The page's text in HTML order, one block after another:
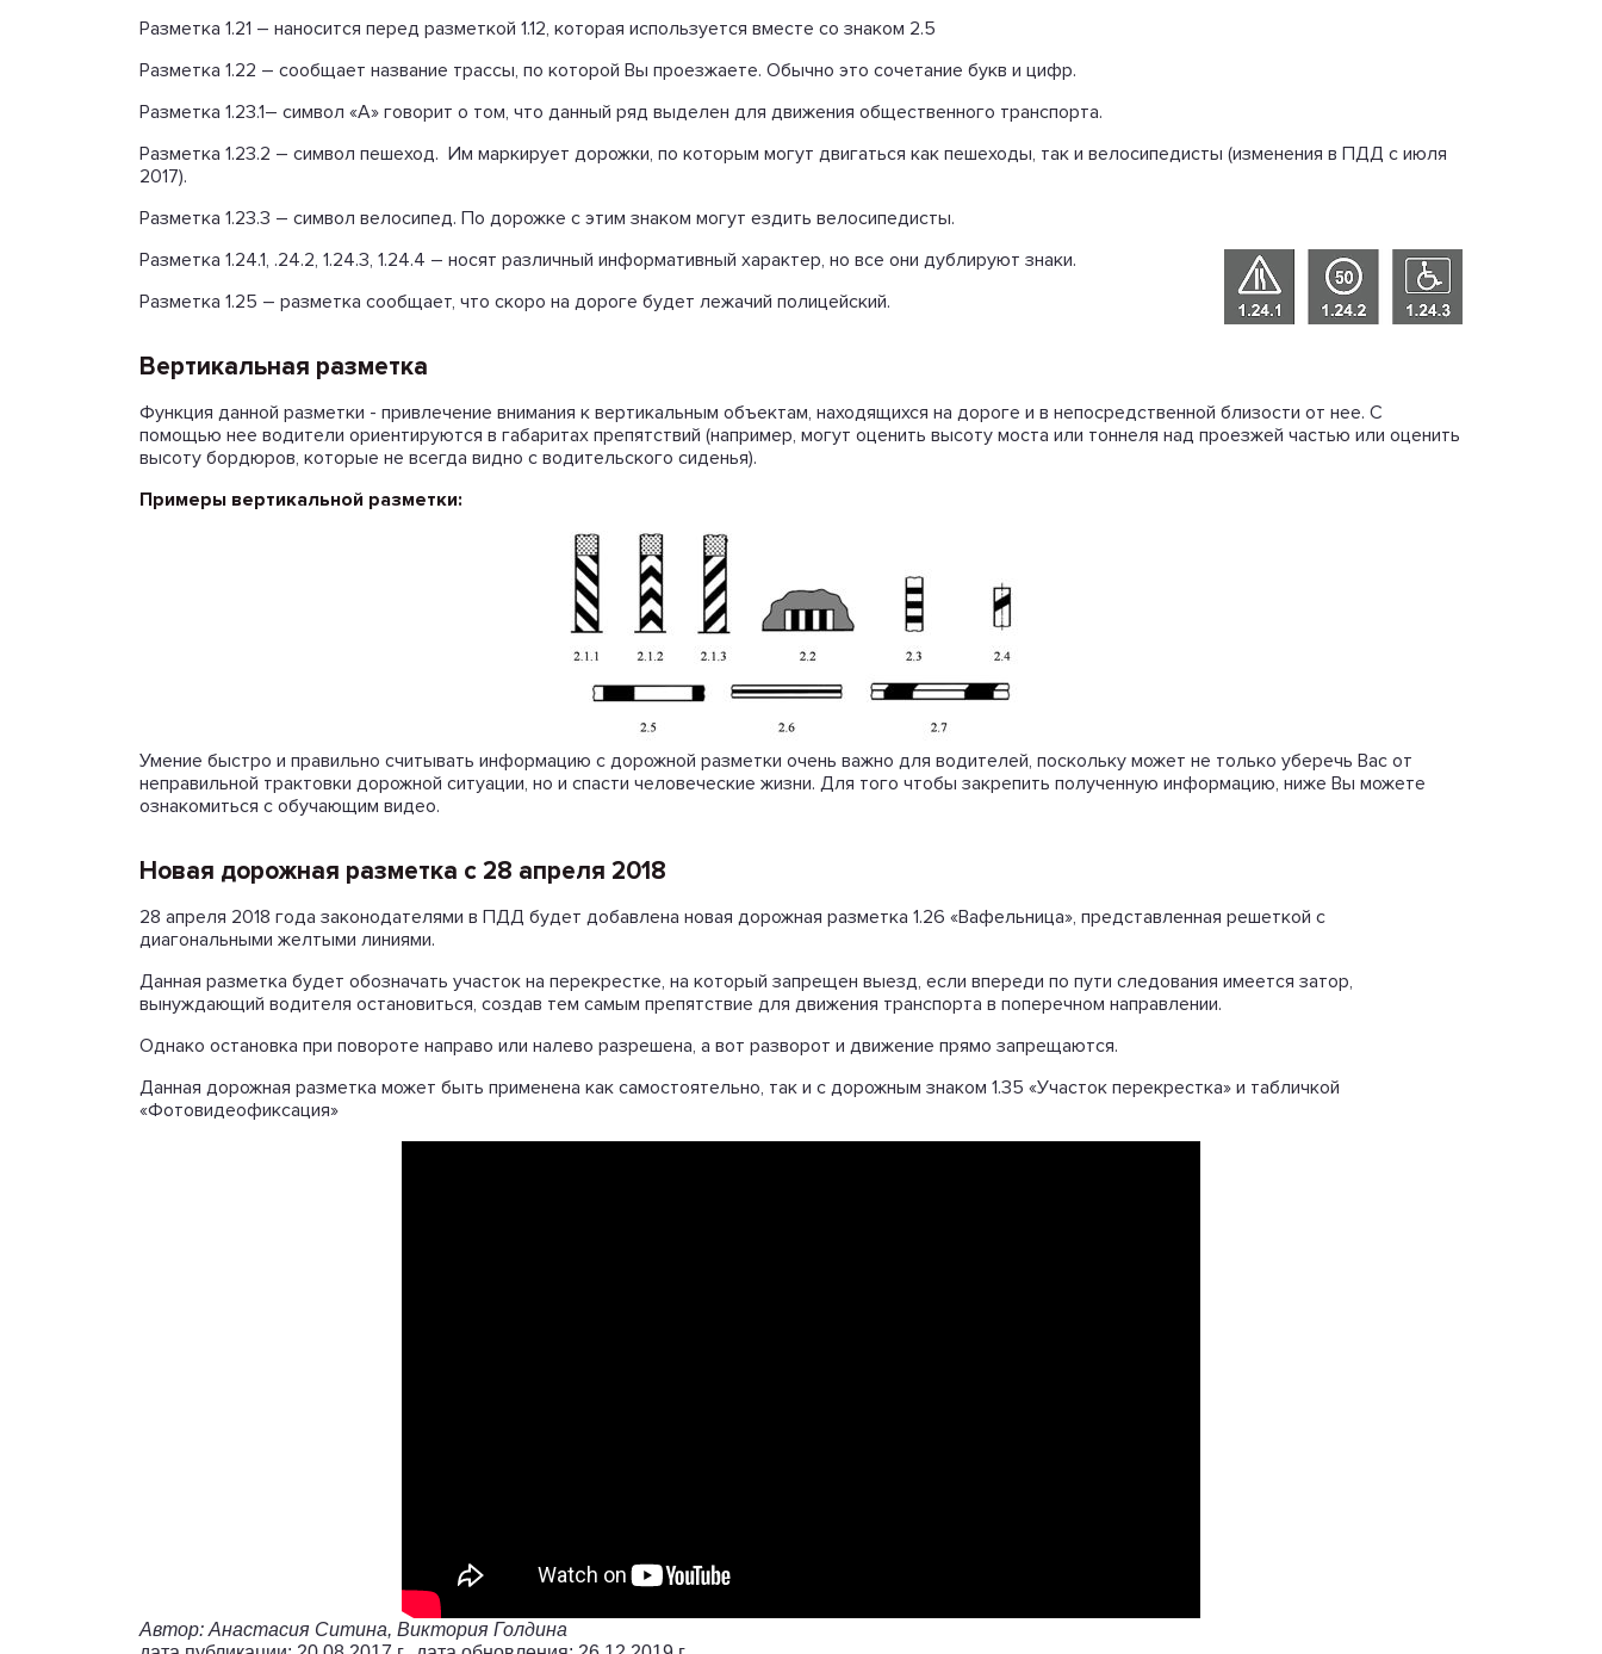
Разметка 1.21 – наносится перед разметкой 1.12, которая используется вместе со знаком 2.5
Разметка 1.22 – сообщает название трассы, по которой Вы проезжаете. Обычно это сочетание букв и цифр.
Разметка 1.23.1– символ «А» говорит о том, что данный ряд выделен для движения общественного транспорта.
Разметка 1.23.2 – символ пешеход. Им маркирует дорожки, по которым могут двигаться как пешеходы, так и велосипедисты (изменения в ПДД с июля
2017).
Разметка 1.23.3 – символ велосипед. По дорожке с этим знаком могут ездить велосипедисты.
Разметка 1.24.1, .24.2, 1.24.3, 1.24.4 – носят различный информативный характер, но все они дублируют знаки.
Разметка 1.25 – разметка сообщает, что скоро на дороге будет лежачий полицейский.
Вертикальная разметка
Функция данной разметки - привлечение внимания к вертикальным объектам, находящихся на дороге и в непосредственной близости от нее. С
помощью нее водители ориентируются в габаритах препятствий (например, могут оценить высоту моста или тоннеля над проезжей частью или оценить
высоту бордюров, которые не всегда видно с водительского сиденья).
Примеры вертикальной разметки:
Умение быстро и правильно считывать информацию с дорожной разметки очень важно для водителей, поскольку может не только уберечь Вас от
неправильной трактовки дорожной ситуации, но и спасти человеческие жизни. Для того чтобы закрепить полученную информацию, ниже Вы можете
ознакомиться с обучающим видео.
Новая дорожная разметка с 28 апреля 2018
28 апреля 2018 года законодателями в ПДД будет добавлена новая дорожная разметка 1.26 «Вафельница», представленная решеткой с
диагональными желтыми линиями.
Данная разметка будет обозначать участок на перекрестке, на который запрещен выезд, если впереди по пути следования имеется затор,
вынуждающий водителя остановиться, создав тем самым препятствие для движения транспорта в поперечном направлении.
Однако остановка при повороте направо или налево разрешена, а вот разворот и движение прямо запрещаются.
Данная дорожная разметка может быть применена как самостоятельно, так и с дорожным знаком 1.35 «Участок перекрестка» и табличкой
«Фотовидеофиксация»
Автор: Анастасия Ситина, Виктория Голдина